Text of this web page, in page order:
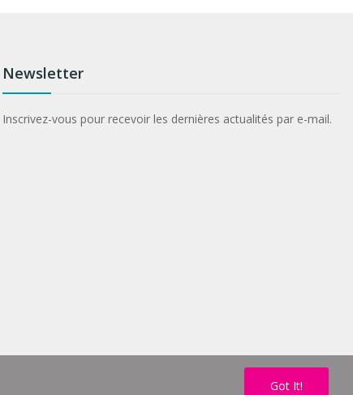
Newsletter
Inscrivez-vous pour recevoir les dernières actualités par e-mail.
Got It!